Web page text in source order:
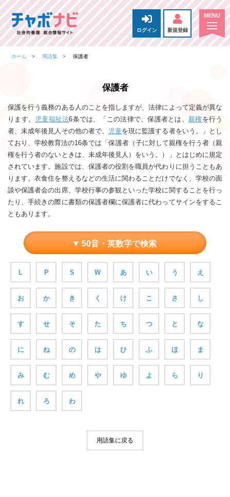
ログイン 新規登録
ホーム 用語集 保護者
保護者
保護を行う義務のある人のことを指しますが、法律によって定義が異な
ります。
児童福祉法6条では、「この法律で、保護者とは、 親権を行う
者、未成年後見人その他の者で、
児童を現に監護する者をいう。」とし
ており、学校教育法の16条では「保護者（子に対して親権を行う者（親
権を行う者のないときは、未成年後見人）をいう。）」とはじめに規定
されています。施設では、保護者の役割を職員が代わりに担うこともあ
ります。衣食住を整えるなどの生活に関わることだけでなく、学校の面
談や保護者会の出席、学校行事の参観といった学校に関することを行っ
たり、手続きの際に書類の保護者欄に保護者に代わってサインをするこ
ともあります。
50音・英数字で検索
L P S W あ い う え
お か き く け こ さ し
す せ そ た ち つ と な
に ね の は ひ ふ ほ ま
み む め や ゆ よ ら り
れ ろ わ
用語集に戻る